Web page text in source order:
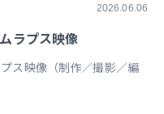
2026.06.06
ラプス映像
ス映像（制作／撮影／編